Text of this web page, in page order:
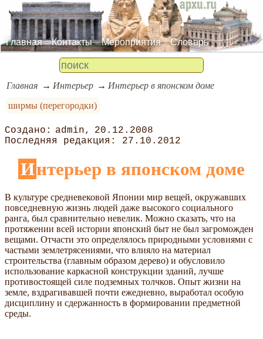
Главная Контакты Мероприятия Словарь
Главная Интерьер
Интерьер в японском доме
ширмы (перегородки)
admin
20.12.2008
27.10.2012
Интерьер в японском доме
В культуре средневековой Японии мир вещей, окружавших
повседневную жизнь людей даже высокого социального
ранга, был сравнительно невелик. Можно сказать, что на
протяжении всей истории японский быт не был загроможден
вещами. Отчасти это определялось природными условиями с
частыми землетрясениями, что влияло на материал
строительства (главным образом дерево) и обусловило
использование каркасной конструкции зданий, лучше
противостоящей силе подземных толчков. Опыт жизни на
земле, вздрагивавшей почти ежедневно, выработал особую
дисциплину и сдержанность в формировании предметной
среды.